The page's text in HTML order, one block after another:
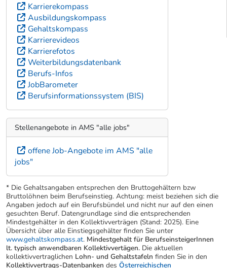
Karrierekompass
Ausbildungskompass
Gehaltskompass
Karrierevideos
Karrierefotos
Weiterbildungsdatenbank
Berufs-Infos
JobBarometer
Berufsinformationssystem (BIS)
Stellenangebote in AMS "alle jobs"
offene Job-Angebote im AMS "alle
jobs"
* Die Gehaltsangaben entsprechen den Bruttogehältern bzw
Bruttolöhnen beim Berufseinstieg. Achtung: meist beziehen sich die
Angaben jedoch auf ein Berufsbündel und nicht nur auf den einen
gesuchten Beruf. Datengrundlage sind die entsprechenden
Mindestgehälter in den Kollektivverträgen (Stand: 2025). Eine
Übersicht über alle Einstiegsgehälter finden Sie unter
www.gehaltskompass.at. Mindestgehalt für BerufseinsteigerInnen
lt. typisch anwendbaren Kollektivvertägen. Die aktuellen
kollektivvertraglichen Lohn- und Gehaltstafeln finden Sie in den
Kollektivvertrags-Datenbanken des Österreichischen